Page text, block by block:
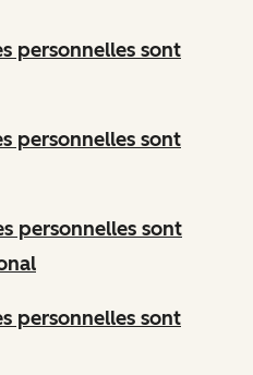
personnelles sont
personnelles sont
personnelles sont
personnelles sont